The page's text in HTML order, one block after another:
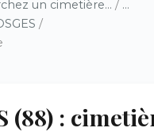
un cimetière... / ...
/
(88) :